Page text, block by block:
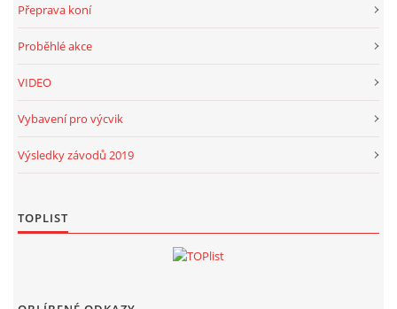
Přeprava koní
Proběhlé akce
VIDEO
Vybavení pro výcvik
Výsledky závodů 2019
TOPLIST